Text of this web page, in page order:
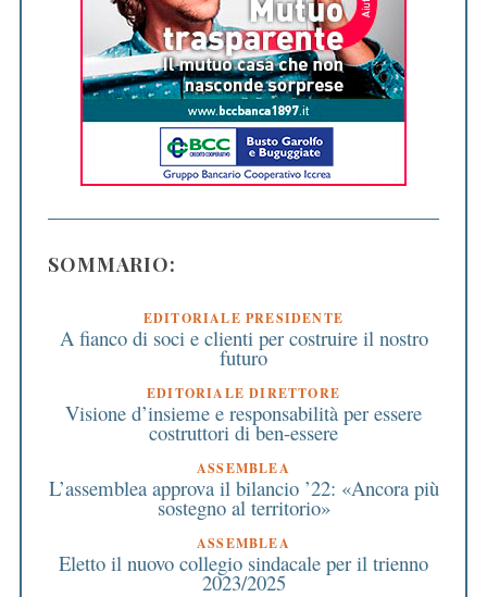
SOMMARIO:
EDITORIALE PRESIDENTE
A fianco di soci e clienti per costruire il nostro
futuro
EDITORIALE DIRETTORE
Visione d’insieme e responsabilità per essere
costruttori di ben-essere
ASSEMBLEA
L’assemblea approva il bilancio ’22: «Ancora più
sostegno al territorio»
ASSEMBLEA
Eletto il nuovo collegio sindacale per il trienno
2023/2025